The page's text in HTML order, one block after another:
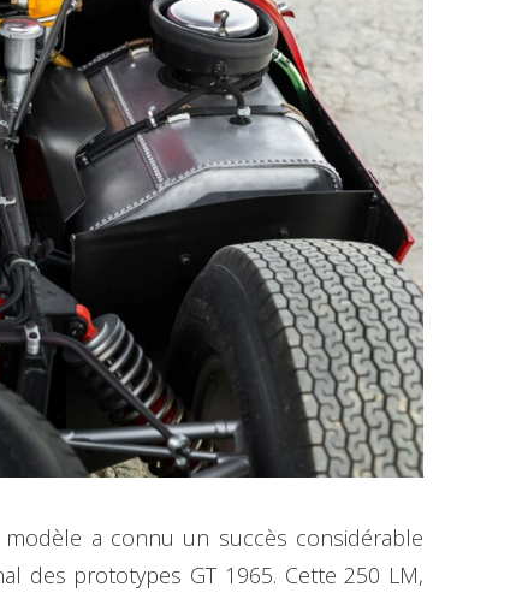
modèle a connu un succès considérable
des prototypes GT 1965. Cette 250 LM,